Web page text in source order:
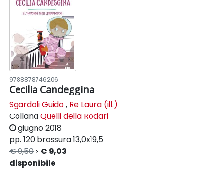
9788878746206
Cecilia Candeggina
Sgardoli Guido, Re Laura (ill.)
CollanaQuelli della Rodari
giugno 2018
pp. 120 brossura13,0x19,5
€ 9,50
€ 9,03
disponibile